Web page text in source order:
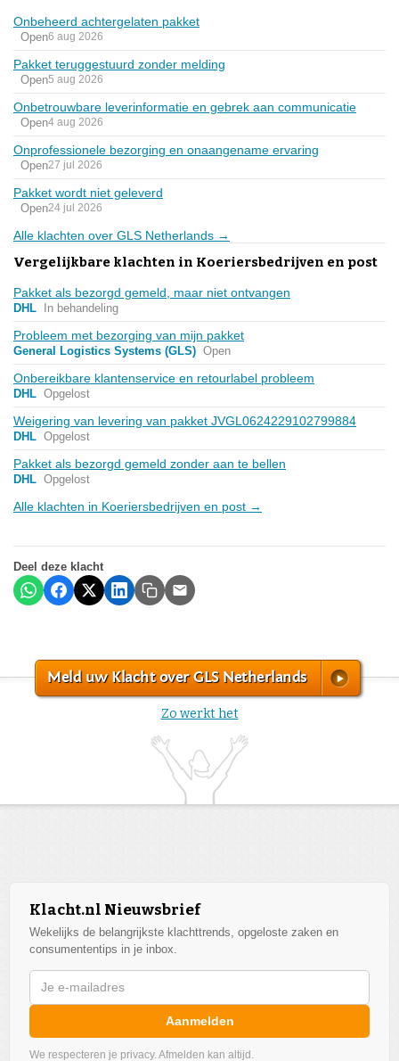
Onbeheerd achtergelaten pakket
Open6 aug 2026
Pakket teruggestuurd zonder melding
Open5 aug 2026
Onbetrouwbare leverinformatie en gebrek aan communicatie
Open4 aug 2026
Onprofessionele bezorging en onaangename ervaring
Open27 jul 2026
Pakket wordt niet geleverd
Open24 jul 2026
Alle klachten over GLS Netherlands →
Vergelijkbare klachten in Koeriersbedrijven en post
Pakket als bezorgd gemeld, maar niet ontvangen
DHL In behandeling
Probleem met bezorging van mijn pakket
General Logistics Systems (GLS) Open
Onbereikbare klantenservice en retourlabel probleem
DHL Opgelost
Weigering van levering van pakket JVGL0624229102799884
DHL Opgelost
Pakket als bezorgd gemeld zonder aan te bellen
DHL Opgelost
Alle klachten in Koeriersbedrijven en post →
Deel deze klacht
Meld uw Klacht over GLS Netherlands
Zo werkt het
Klacht.nl Nieuwsbrief
Wekelijks de belangrijkste klachttrends, opgeloste zaken en
consumententips in je inbox.
Aanmelden
We respecteren je privacy. Afmelden kan altijd.